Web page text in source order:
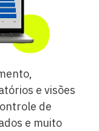
e visões
de
e muito